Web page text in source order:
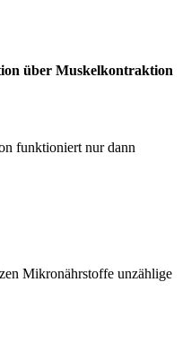
über Muskelkontraktion
funktioniert nur dann
Mikronährstoffe unzählige